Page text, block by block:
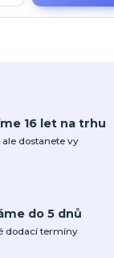
16 let na trhu
dostanete vy
do 5 dnů
dodací termíny